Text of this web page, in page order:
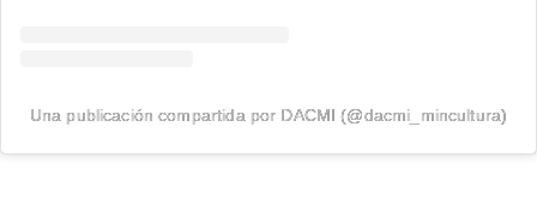
Una publicación compartida por DACMI (@dacmi_mincultura)